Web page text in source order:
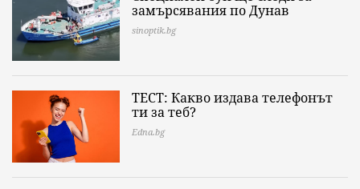
замърсявания по Дунав
sinoptik.bg
ТЕСТ: Какво издава телефонът
ти за теб?
Edna.bg